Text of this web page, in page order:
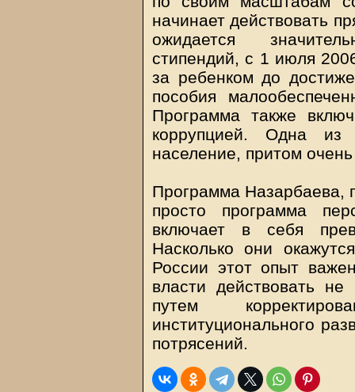
начинает действовать
ожидается
стипендий, с 1 июля
за ребенком до
пособия
Программа также
коррупцией. Одна
население, притом
Программа Назарбаева,
просто программа
включает в себя
Насколько они
России этот опыт
власти действовать
путем
институционального
потрясений.